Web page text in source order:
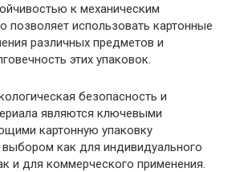
к механическим
позволяет использовать картонные
различных предметов и
этих упаковок.
безопасность и
являются ключевыми
картонную упаковку
как для индивидуального
и для коммерческого применения.